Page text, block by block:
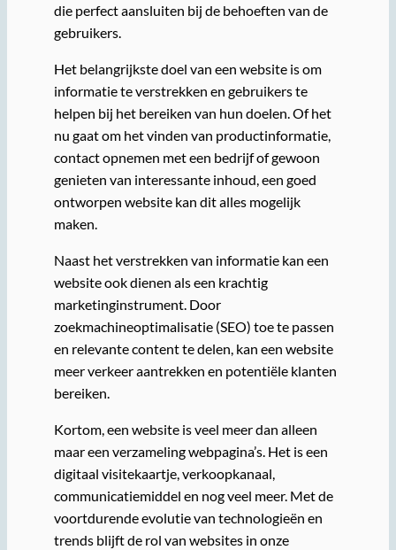
die perfect aansluiten bij de behoeften van de
gebruikers.
Het belangrijkste doel van een website is om
informatie te verstrekken en gebruikers te
helpen bij het bereiken van hun doelen. Of het
nu gaat om het vinden van productinformatie,
contact opnemen met een bedrijf of gewoon
genieten van interessante inhoud, een goed
ontworpen website kan dit alles mogelijk
maken.
Naast het verstrekken van informatie kan een
website ook dienen als een krachtig
marketinginstrument. Door
zoekmachineoptimalisatie (SEO) toe te passen
en relevante content te delen, kan een website
meer verkeer aantrekken en potentiële klanten
bereiken.
Kortom, een website is veel meer dan alleen
maar een verzameling webpagina’s. Het is een
digitaal visitekaartje, verkoopkanaal,
communicatiemiddel en nog veel meer. Met de
voortdurende evolutie van technologieën en
trends blijft de rol van websites in onze